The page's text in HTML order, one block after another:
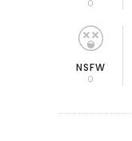
0
NSFW
0